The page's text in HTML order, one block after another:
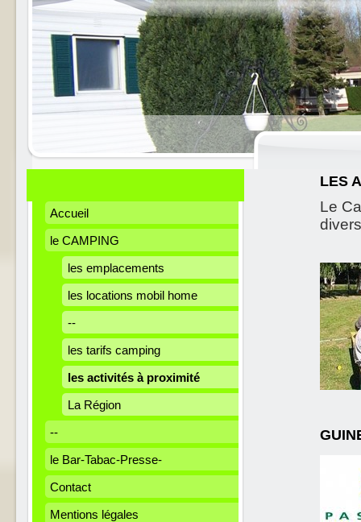
LES
Le
Accueil
le CAMPING
les emplacements
les locations mobil home
--
les tarifs camping
les activités à proximité
La Région
--
le Bar-Tabac-Presse-
Contact
Mentions légales